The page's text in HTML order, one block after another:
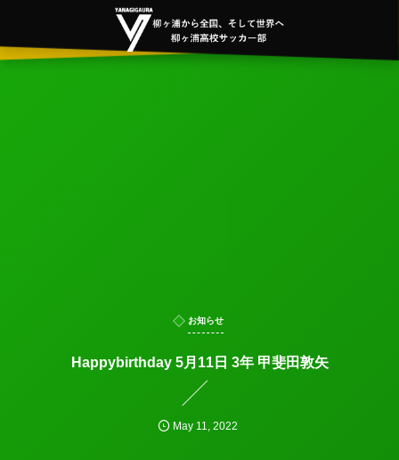
お知らせ
Happybirthday 5月11日 3年 甲斐田敦矢
May 11 2022